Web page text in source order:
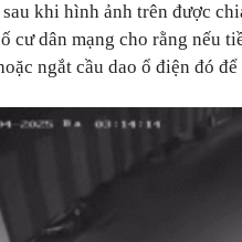
khi hình ảnh trên được
cư dân mạng cho rằng nếu
ngắt cầu dao ổ điện đó